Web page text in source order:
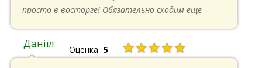
просто в восторге! Обязательно сходим еще
Даніїл Оценка 5 ★★★★★